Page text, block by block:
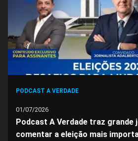
FacebookWhatsappTwitter
PODCAST A VERDADE
01/07/2026
Podcast A Verdade traz grande
comentar a eleição mais